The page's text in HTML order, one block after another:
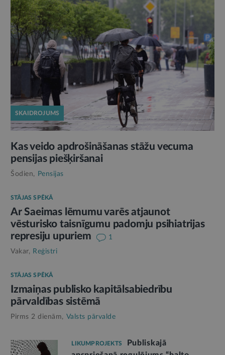
SKAIDROJUMS
Kas veido apdrošināšanas stāžu vecuma
pensijas piešķiršanai
Šodien, Pensijas
STĀJAS SPĒKĀ
Ar Saeimas lēmumu varēs atjaunot
vēsturisko taisnīgumu padomju psihiatrijas
represiju upuriem
1
Vakar, Reģistri
STĀJAS SPĒKĀ
Izmaiņas publisko kapitālsabiedrību
pārvaldības sistēmā
Pirms 2 dienām, Valsts pārvalde
LIKUMPROJEKTS
Publiskajā